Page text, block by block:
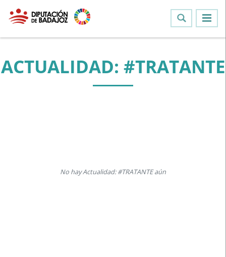
ACTUALIDAD: #TRATANTE
No hay Actualidad: #TRATANTE aún